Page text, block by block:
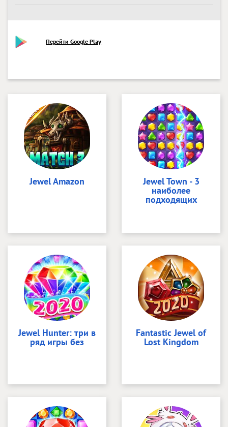
Перейти Google Play
Jewel Amazon Jewel Town - 3
наиболее
подходящих
Jewel Hunter: три в
ряд игры без
Fantastic Jewel of
Lost Kingdom